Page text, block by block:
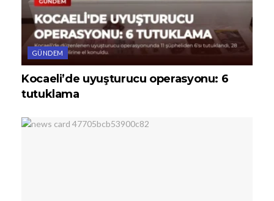
GÜNDEM
Kocaeli’de uyuşturucu operasyonu: 6
tutuklama